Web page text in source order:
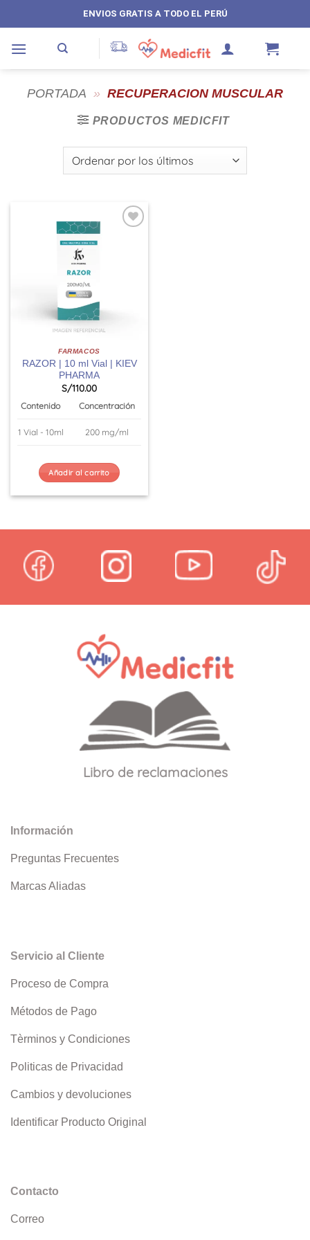
al
contenido
ENVIOS GRATIS A TODO EL PERÚ
PORTADA » RECUPERACION MUSCULAR
PRODUCTOS MEDICFIT
FARMACOS
RAZOR | 10 ml Vial | KIEV
PHARMA
S/110.00
Contenido Concentración
1 Vial - 10ml 200 mg/ml
Añadir al carrito
Libro de reclamaciones
Información
Preguntas Frecuentes
Marcas Aliadas
Servicio al Cliente
Proceso de Compra
Métodos de Pago
Tèrminos y Condiciones
Politicas de Privacidad
Cambios y devoluciones
Identificar Producto Original
Contacto
Correo